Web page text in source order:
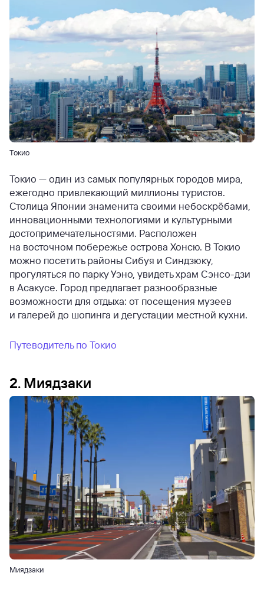
Токио
Токио — один из самых популярных городов мира,
ежегодно привлекающий миллионы туристов.
Столица Японии знаменита своими небоскрёбами,
инновационными технологиями и культурными
достопримечательностями. Расположен
на восточном побережье острова Хонсю. В Токио
можно посетить районы Сибуя и Синдзюку,
прогуляться по парку Уэно, увидеть храм Сэнсо-дзи
в Асакусе. Город предлагает разнообразные
возможности для отдыха: от посещения музеев
и галерей до шопинга и дегустации местной кухни.
Путеводитель по Токио
2. Миядзаки
Миядзаки